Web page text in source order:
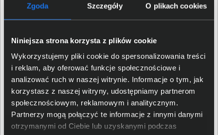
Zgoda Szczegóły O plikach cookies
Niniejsza strona korzysta z plików cookie
Wykorzystujemy pliki cookie do spersonalizowania treści
i reklam, aby oferować funkcje społecznościowe i
analizować ruch w naszej witrynie. Informacje o tym, jak
korzystasz z naszej witryny, udostępniamy partnerom
społecznościowym, reklamowym i analitycznym.
Partnerzy mogą połączyć te informacje z innymi danymi
otrzymanymi od Ciebie lub uzyskanymi podczas
Typ gwarancji Producenta
Carry-In/Door-To-Door
(Naprawa w serwisie)
Czas trwania gwarancji 24 miesiące
Właściwości fizyczne